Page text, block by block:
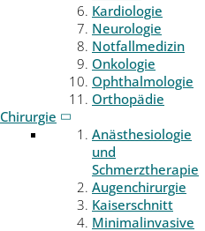
Kardiologie
Neurologie
Notfallmedizin
Onkologie
Ophthalmologie
Orthopädie
Chirurgie
Anästhesiologie
und
Schmerztherapie
Augenchirurgie
Kaiserschnitt
Minimalinvasive